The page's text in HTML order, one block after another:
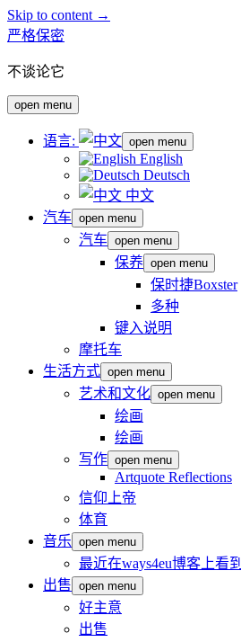
Skip to content →
严格保密
不谈论它
open menu
语言: open menu
English
Deutsch
中文
汽车 open menu
汽车 open menu
保养 open menu
保时捷Boxster
多种
键入说明
摩托车
生活方式 open menu
艺术和文化 open menu
绘画
绘画
写作 open menu
Artquote Reflections
信仰上帝
体育
音乐 open menu
最近在ways4eu博客上看到
出售 open menu
好主意
出售